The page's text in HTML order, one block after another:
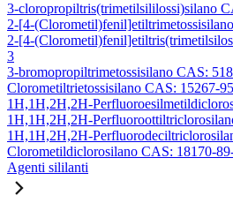
3-cloropropiltris(trimetilsililossi)silano
2-[4-
2-[4-
3
3-bromopropiltrimetossisilano CAS:
Clorometiltrietossisilano CAS: 15267-
1H,1H,2H,2H-
1H,1H,2H,2H-
1H,1H,2H,2H-
Clorometildiclorosilano CAS: 18170-
Agenti sililanti